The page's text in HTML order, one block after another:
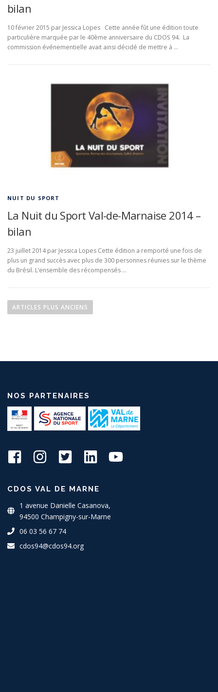
bilan
10 février 2015 par Jessica Lopes Cette année fût une édition toute
particulière marquée par le 40ème anniversaire du CDOS 94. La
commission événementielle avait ainsi décidé de mettre à …
NUIT DU SPORT
La Nuit du Sport Val-de-Marnaise 2014 –
bilan
23 juillet 2014 par Jessica Lopes Cette édition a remporté une fois de
plus un grand succès avec plus de 300 personnes réunies sur le thème
du Brésil. L’ensemble des récompensés …
ARTICLES PLUS ANCIENS
NOS PARTENAIRES
CDOS VAL DE MARNE
1 avenue Danielle Casanova,
94500 Champigny-sur-Marne
06 03 56 67 74
cdos94@cdos94.org